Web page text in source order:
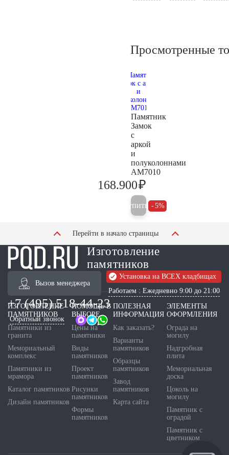
Просмотренные
Памятник
Замок
с
аркой
и
полуколоннами
AM7010
168.900₽
Купить 5%
Перейти в начало страницы
Изготовление
памятников
Вызов менеджера
Установка на ВСЕХ кладбищах
Работаем : Ежедневно 9:00 до 21:00
+7 (495) 518-44-23
Обратный звонок
ИЗГОТОВЛЕНИЕ
ПАМЯТНИКОВ
Памятники из
гранита
Мемориальный
комплекс
Памятники из
мрамора
Каталог памятников
Дизайн памятников
ПОМОЩЬ В
ВЫБОРЕ
Цены на
памятники
Виды
памятников
Проект
памятников
Рисунки
памятников
Формы
памятников
ПОЛЕЗНАЯ
ИНФОРМАЦИЯ
Как заказать?
Варианты
памятников
Образцы
памятников
Завод
памятников
Карта сайта
ЭЛЕМЕНТЫ
ОФОРМЛЕНИЯ
Ограда на
могилу
Надгробная
плита
Мемориальная
доска
Цоколь на
могилу
Памятник с
оградой
Памятник с
цветником